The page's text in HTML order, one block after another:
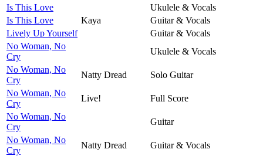
Is This Love
Ukulele & Vocals
Is This Love
Kaya
Guitar & Vocals
Lively Up Yourself
Guitar & Vocals
No Woman, No
Cry
Ukulele & Vocals
No Woman, No
Cry
Natty Dread
Solo Guitar
No Woman, No
Cry
Live!
Full Score
No Woman, No
Cry
Guitar
No Woman, No
Cry
Natty Dread
Guitar & Vocals